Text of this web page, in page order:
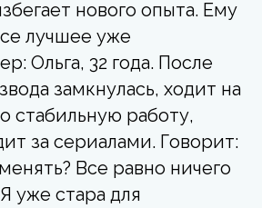
нового опыта. Ему
лучшее уже
Ольга, 32 года. После
замкнулась, ходит на
стабильную работу,
за сериалами. Говорит:
Все равно ничего
уже стара для